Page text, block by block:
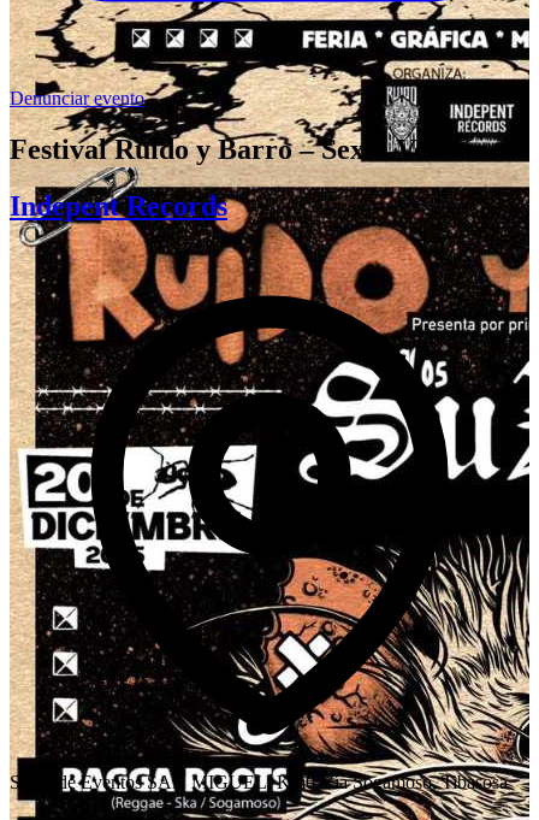
Denunciar evento
Festival Ruido y Barro – Sexta Versión
Indepent Records
Salón de Eventos SAN MIGUEL, Km0 Vía Sogamoso, Tibasosa